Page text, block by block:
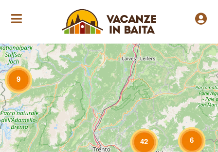
9
6
42
Loading Maps